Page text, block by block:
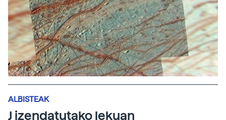
ALBISTEAK
J izendatutako lekuan